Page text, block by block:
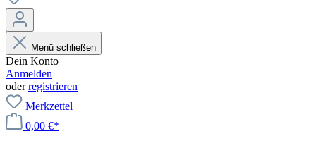
Menü schließen
Dein Konto
Anmelden
oderregistrieren
Merkzettel
0,00 €*